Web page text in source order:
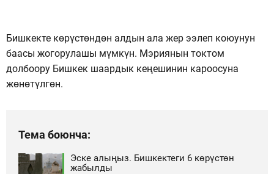
Бишкекте көрүстөндөн алдын ала жер ээлеп коюунун
баасы жогорулашы мүмкүн. Мэриянын токтом
долбоору Бишкек шаардык кеңешинин кароосуна
жөнөтүлгөн.
Тема боюнча:
Эске алыңыз. Бишкектеги 6 көрүстөн
жабылды